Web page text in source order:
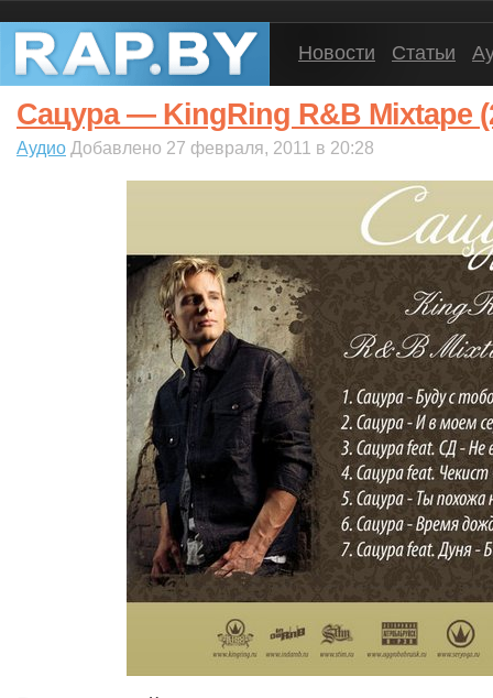
Новости Статьи
Сацура — KingRing R&B Mixtape
Аудио Добавлено 27 февраля, 2011 в 20:28